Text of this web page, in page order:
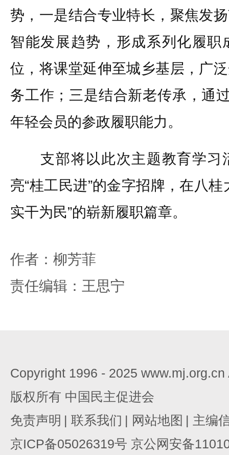
势，一是结合专业特长，聚焦发
智能发展趋势，形成系列化履职
位，将课堂延伸至城乡基层，广
务工作；三是结合新老传承，通
年轻会员的参政履职能力。
支部将以此次主题教育学习
亮“桂工民进”的金字招牌，在八
实干为民”的崭新履职篇章。
作者：柳芳菲
责任编辑：王思宁
Copyright 1996 - 2025
版权所有 中国民主促进会
免责声明 | 联系我们 | 网站地图 | 主编
京ICP备05026319号 京公网安备